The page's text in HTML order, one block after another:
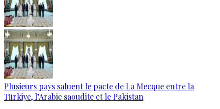
Plusieurs pays saluent le pacte de La Mecque entre la
Türkiye, l’Arabie saoudite et le Pakistan